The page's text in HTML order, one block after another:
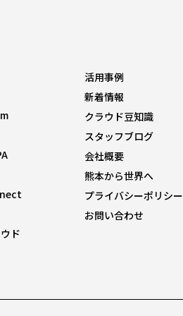
ド
活用事例
新着情報
クラウド豆知識
スタッフブログ
会社概要
熊本から世界へ
プライバシーポリシー
お問い合わせ